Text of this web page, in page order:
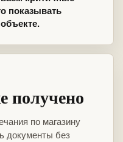
показывать
получено
по магазину
документы без